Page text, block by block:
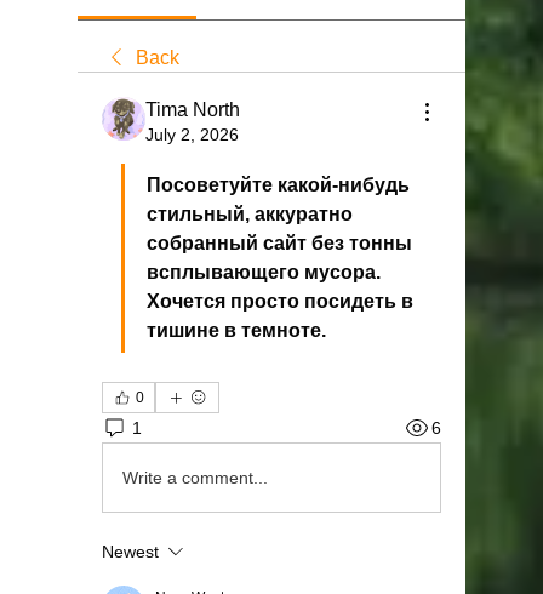
Back
Tima North
July 2, 2026
Посоветуйте какой-нибудь
стильный, аккуратно
собранный сайт без тонны
всплывающего мусора.
Хочется просто посидеть в
тишине в темноте.
0
1 6
Write a comment...
Newest